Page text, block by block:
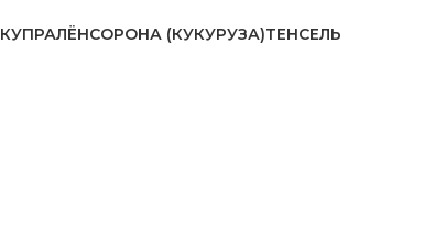
КУПРАЛЁНСОРОНА (КУКУРУЗА)ТЕНСЕЛЬ